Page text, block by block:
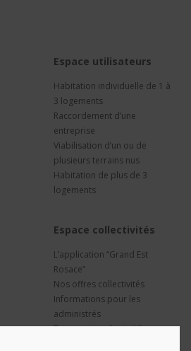
Espace utilisateurs
Habitation individuelle de 1 à
3 logements
Raccordement d’une
entreprise
Viabilisation d’un ou de
plusieurs terrains nus
Habitation de plus de 3
logements
Espace collectivités
L’application “Grand Est
Rosace”
Nos offres collectivités
Informations pour les
administrés
Travaux et cadre juridique